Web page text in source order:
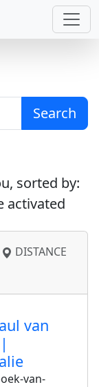
Search
sorted by:
activated
DISTANCE
van
van-